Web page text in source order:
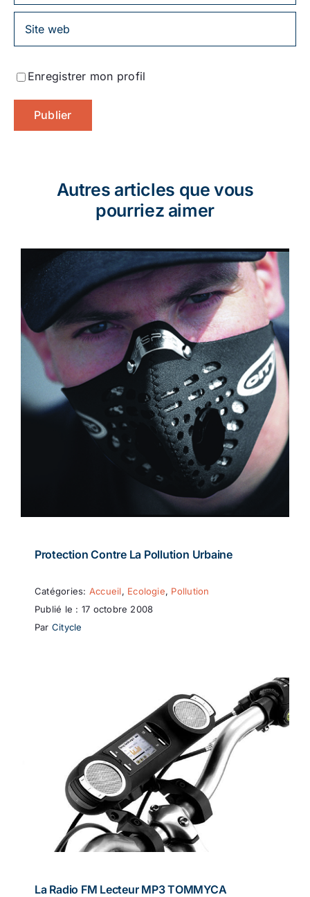
Enregistrer mon profil
Autres articles que vous
pourriez aimer
Protection Contre La Pollution Urbaine
Catégories: Accueil, Ecologie, Pollution
Publié le : 17 octobre 2008
Par Citycle
La Radio FM Lecteur MP3 TOMMYCA